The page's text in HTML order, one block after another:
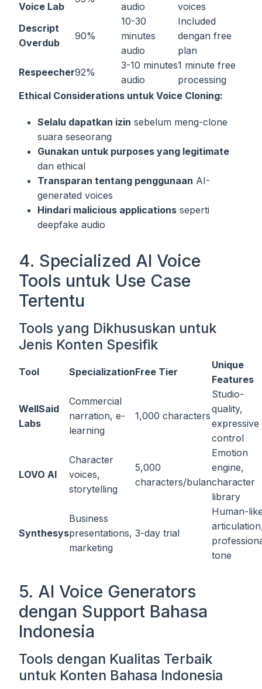
Voice Lab
audio
voices
Descript
Overdub
90%
10-30
minutes
audio
Included
dengan free
plan
Respeecher92%
3-10 minutes
audio
1 minute free
processing
Ethical Considerations untuk Voice Cloning:
Selalu dapatkan izin sebelum meng-clone
suara seseorang
Gunakan untuk purposes yang legitimate
dan ethical
Transparan tentang penggunaan AI-
generated voices
Hindari malicious applications seperti
deepfake audio
4. Specialized AI Voice
Tools untuk Use Case
Tertentu
Tools yang Dikhususkan untuk
Jenis Konten Spesifik
Tool SpecializationFree Tier
Unique
Features
WellSaid
Labs
Commercial
narration, e-
learning
1,000 characters
Studio-
quality,
expressive
control
LOVO AI
Character
voices,
storytelling
5,000
characters/bulan
Emotion
engine,
character
library
Synthesys
Business
presentations,
marketing
3-day trial
Human-
tone
5. AI Voice Generators
dengan Support Bahasa
Indonesia
Tools dengan Kualitas Terbaik
untuk Konten Bahasa Indonesia